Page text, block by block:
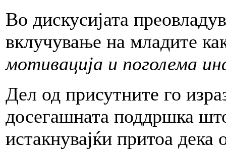
Во дискусијата
вклучување на младите
мотивација и поголема
Дел од присутните го
досегашната поддршка
истакнувајќи притоа дека